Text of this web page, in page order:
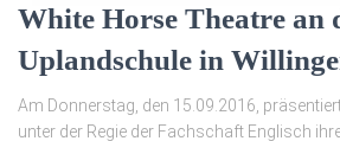
White Horse Theatre an
Uplandschule in
Am Donnerstag, den 15.09.2016,
unter der Regie der Fachschaft Englisch